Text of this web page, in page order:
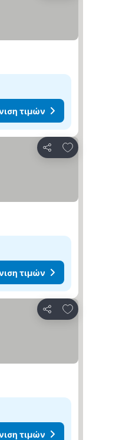
τιμών
Κοινοποίηση
Προσθήκη στα
τιμών
Κοινοποίηση
Προσθήκη στα
τιμών